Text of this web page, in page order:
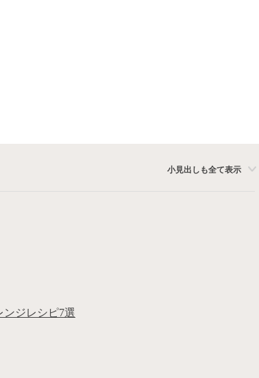
小見出しも全て表示
ジレシピ7選